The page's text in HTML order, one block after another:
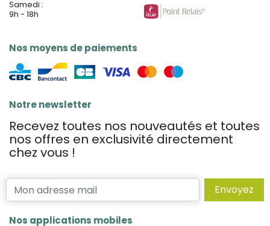
Samedi :
9h - 18h
Nos moyens de paiements
Notre newsletter
Recevez toutes nos nouveautés et toutes
nos offres en exclusivité directement
chez vous !
Envoyez
Nos applications mobiles